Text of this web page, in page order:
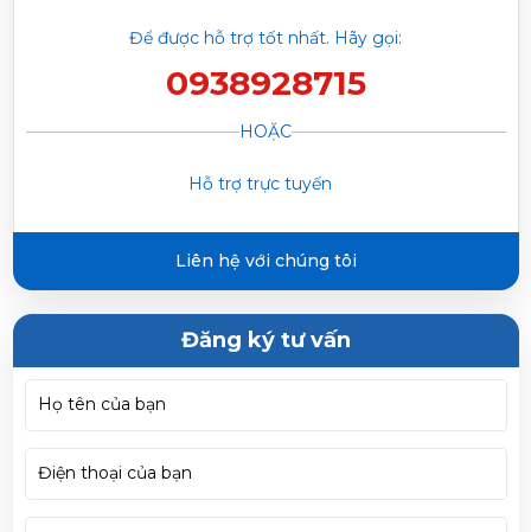
MSAFIII-10CRN8
MSAFIII-10CRN8
HP MSAFIII-10CRN8
Để được hỗ trợ tốt nhất. Hãy gọi:
0938928715
HOẶC
Hỗ trợ trực tuyến
Liên hệ với chúng tôi
Đăng ký tư vấn